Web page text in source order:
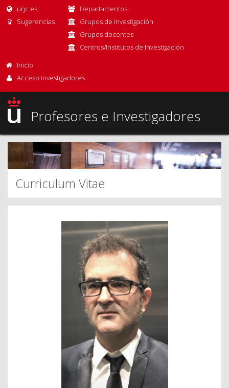
urjc.es
Sugerencias
Departamentos
Grupos de investigación
Grupos docentes
Centros/Institutos de Investigación
Inicio
Acceso Investigadores
Profesores e Investigadores
Curriculum Vitae